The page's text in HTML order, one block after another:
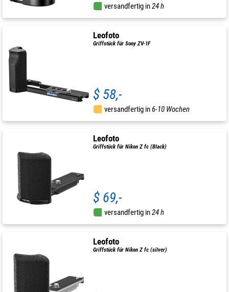
versandfertig in24 h
Leofoto
Griffstück für Sony ZV-1F
$ 58,-
versandfertig in6-10 Wochen
Leofoto
Griffstück für Nikon Z fc (Black)
$ 69,-
versandfertig in24 h
Leofoto
Griffstück für Nikon Z fc (silver)